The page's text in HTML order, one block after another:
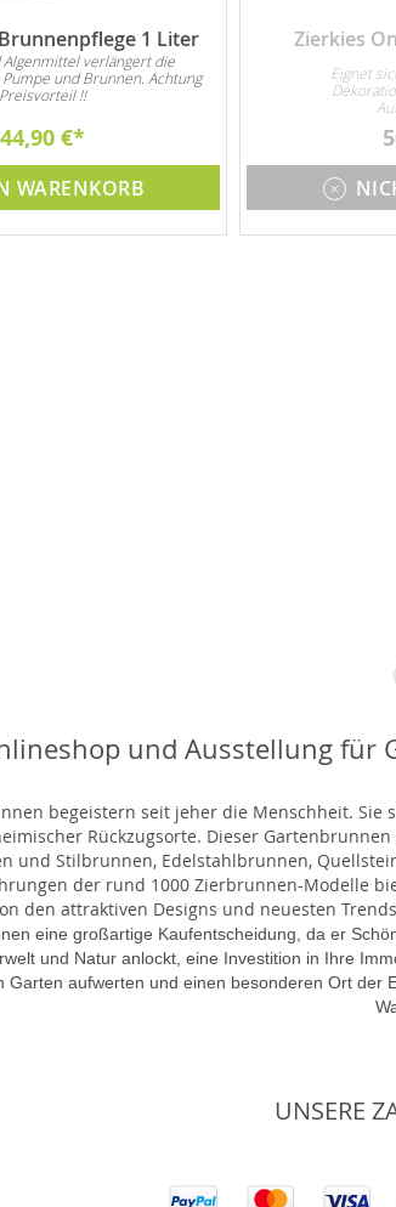
1 Liter
Algenmittel verlängert die
und Brunnen. Achtung
Preisvorteil !!
44,90 €
WARENKORB
Zierkies
Eignet
und Ausstellung für
begeistern seit jeher die Menschheit.
Rückzugsorte. Dieser
und Stilbrunnen, Edelstahlbrunnen,
der rund 1000 Zierbrunnen-Modelle
den attraktiven Designs und neuesten
eine großartige Kaufentscheidung, da er
und Natur anlockt, eine Investition in Ihre
Garten aufwerten und einen besonderen Ort
UNSERE